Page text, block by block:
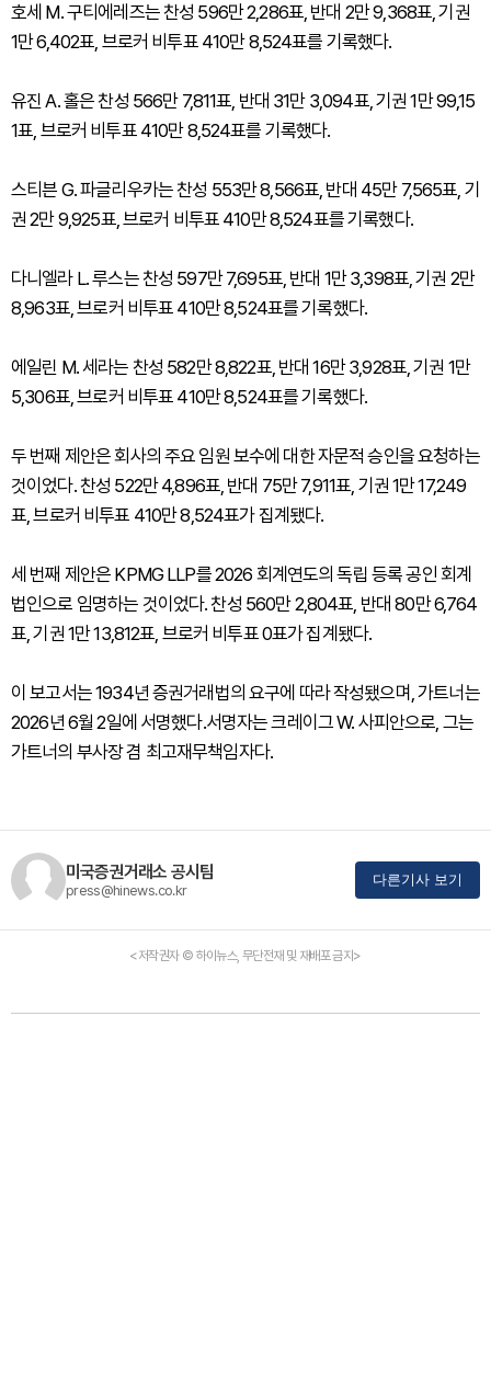
호세 M. 구티에레즈는 찬성 596만 2,286표, 반대 2만 9,368표, 기권
1만 6,402표, 브로커 비투표 410만 8,524표를 기록했다.
유진 A. 홀은 찬성 566만 7,811표, 반대 31만 3,094표, 기권 1만 99,15
1표, 브로커 비투표 410만 8,524표를 기록했다.
스티븐 G. 파글리우카는 찬성 553만 8,566표, 반대 45만 7,565표, 기
권 2만 9,925표, 브로커 비투표 410만 8,524표를 기록했다.
다니엘라 L. 루스는 찬성 597만 7,695표, 반대 1만 3,398표, 기권 2만
8,963표, 브로커 비투표 410만 8,524표를 기록했다.
에일린 M. 세라는 찬성 582만 8,822표, 반대 16만 3,928표, 기권 1만
5,306표, 브로커 비투표 410만 8,524표를 기록했다.
두 번째 제안은 회사의 주요 임원 보수에 대한 자문적 승인을 요청하는
것이었다. 찬성 522만 4,896표, 반대 75만 7,911표, 기권 1만 17,249
표, 브로커 비투표 410만 8,524표가 집계됐다.
세 번째 제안은 KPMG LLP를 2026 회계연도의 독립 등록 공인 회계
법인으로 임명하는 것이었다. 찬성 560만 2,804표, 반대 80만 6,764
표, 기권 1만 13,812표, 브로커 비투표 0표가 집계됐다.
이 보고서는 1934년 증권거래법의 요구에 따라 작성됐으며, 가트너는
2026년 6월 2일에 서명했다.서명자는 크레이그 W. 사피안으로, 그는
가트너의 부사장 겸 최고재무책임자다.
미국증권거래소 공시팀
press@hinews.co.kr
다른기사 보기
<저작권자 © 하이뉴스, 무단전재 및 재배포 금지>